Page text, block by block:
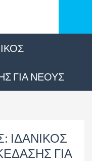
ΓΙΑ ΝΕΟΥΣ
ΙΔΑΝΙΚΟΣ
ΓΙΑ